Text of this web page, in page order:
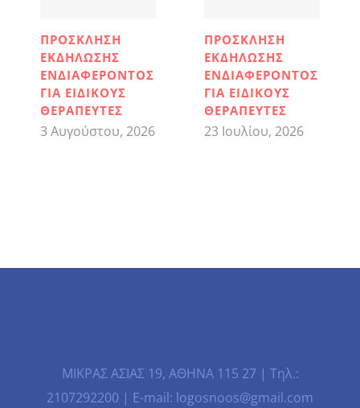
ΠΡΟΣΚΛΗΣΗ
ΕΚΔΗΛΩΣΗΣ
ΕΝΔΙΑΦΕΡΟΝΤΟΣ
ΓΙΑ ΕΙΔΙΚΟΥΣ
ΘΕΡΑΠΕΥΤΕΣ
3 Αυγούστου, 2026
ΠΡΟΣΚΛΗΣΗ
ΕΚΔΗΛΩΣΗΣ
ΕΝΔΙΑΦΕΡΟΝΤΟΣ
ΓΙΑ ΕΙΔΙΚΟΥΣ
ΘΕΡΑΠΕΥΤΕΣ
23 Ιουλίου, 2026
ΜΙΚΡΑΣ ΑΣΙΑΣ 19, ΑΘΗΝΑ 115 27 | Τηλ.:
2107292200 | E-mail: logosnoos@gmail.com